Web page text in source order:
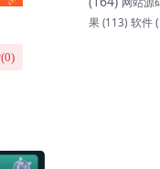
0)
果 (113) 软件